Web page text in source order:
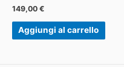
149,00 €
Aggiungi al carrello